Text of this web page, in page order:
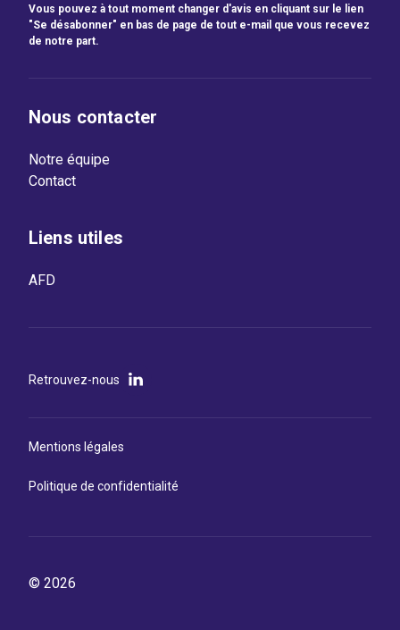
Vous pouvez à tout moment changer d'avis en cliquant sur le lien
"Se désabonner" en bas de page de tout e-mail que vous recevez
de notre part.
Nous contacter
Notre équipe
Contact
Liens utiles
AFD
© 2026
Mentions légales
Politique de confidentialité
Retrouvez-nous